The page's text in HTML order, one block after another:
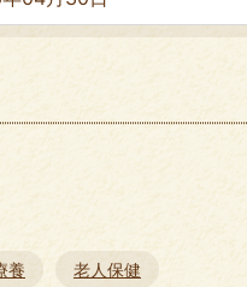
養 老人保健